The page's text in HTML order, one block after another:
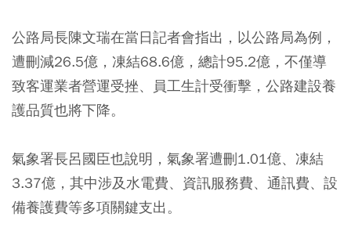
公路局長陳文瑞在當日記者會指出， 以公路局為例，
遭刪減26.5億，凍結68.6億，總計95.2億，不僅導
致客運業者營運受挫、員工生計受衝擊，公路建設養
護品質也將下降。
氣象署長呂國臣也說明，氣象署遭刪1.01億、凍結
3.37億，其中涉及水電費、資訊服務費、通訊費、設
備養護費等多項關鍵支出。